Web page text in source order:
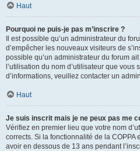
Haut
Pourquoi ne puis-je pas m’inscrire ?
Il est possible qu’un administrateur du
d’empêcher les nouveaux visiteurs de
possible qu’un administrateur du forum
l’utilisation du nom d’utilisateur que vous
d’informations, veuillez contacter un
Haut
Je suis inscrit mais je ne peux pas me
Vérifiez en premier lieu que votre nom
corrects. Si la fonctionnalité de la COPPA
avoir en dessous de 13 ans pendant